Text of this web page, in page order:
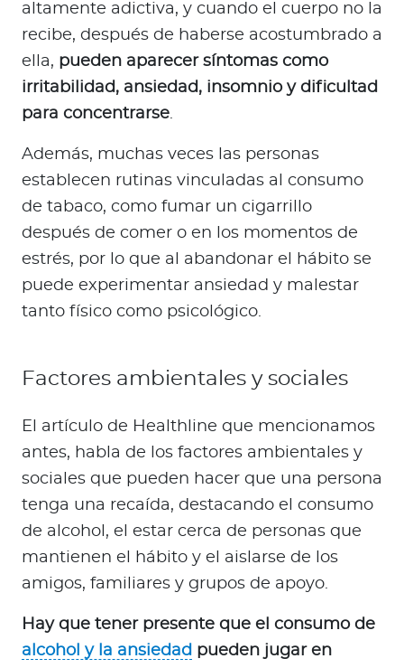
altamente adictiva, y cuando el cuerpo no la
recibe, después de haberse acostumbrado a
ella, pueden aparecer síntomas como
irritabilidad, ansiedad, insomnio y dificultad
para concentrarse.
Además, muchas veces las personas
establecen rutinas vinculadas al consumo
de tabaco, como fumar un cigarrillo
después de comer o en los momentos de
estrés, por lo que al abandonar el hábito se
puede experimentar ansiedad y malestar
tanto físico como psicológico.
Factores ambientales y sociales
El artículo de Healthline que mencionamos
antes, habla de los factores ambientales y
sociales que pueden hacer que una persona
tenga una recaída, destacando el consumo
de alcohol, el estar cerca de personas que
mantienen el hábito y el aislarse de los
amigos, familiares y grupos de apoyo.
Hay que tener presente que el consumo de
alcohol y la ansiedad pueden jugar en